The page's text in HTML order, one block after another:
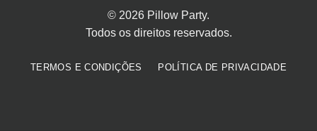
© 2026 Pillow Party.
Todos os direitos reservados.
TERMOS E CONDIÇÕES POLÍTICA DE PRIVACIDADE